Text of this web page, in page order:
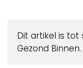
Dit artikel is
Gezond Binnen.